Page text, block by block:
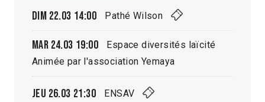
Dim 22.03 14:00 Pathé Wilson
Mar 24.03 19:00
Espace diversités laïcité
Animée par l'association Yemaya
Jeu 26.03 21:30 ENSAV